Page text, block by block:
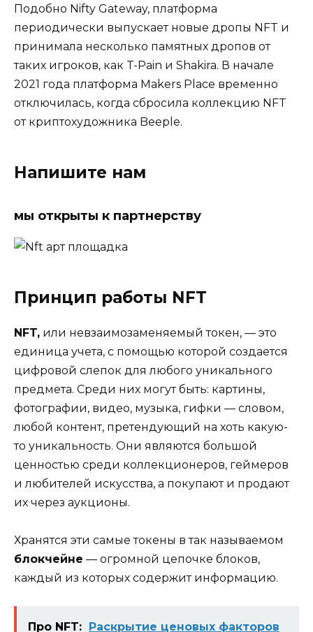
Подобно Nifty Gateway, платформа
периодически выпускает новые дропы NFT и
принимала несколько памятных дропов от
таких игроков, как T-Pain и Shakira. В начале
2021 года платформа Makers Place временно
отключилась, когда сбросила коллекцию NFT
от криптохудожника Beeple.
Напишите нам
мы открыты к партнерству
Принцип работы NFT
NFT, или невзаимозаменяемый токен, — это
единица учета, с помощью которой создается
цифровой слепок для любого уникального
предмета. Среди них могут быть: картины,
фотографии, видео, музыка, гифки — словом,
любой контент, претендующий на хоть какую-
то уникальность. Они являются большой
ценностью среди коллекционеров, геймеров
и любителей искусства, а покупают и продают
их через аукционы.
Хранятся эти самые токены в так называемом
блокчейне — огромной цепочке блоков,
каждый из которых содержит информацию.
Про NFT: Раскрытие ценовых факторов